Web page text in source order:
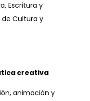
Escritura y
Cultura y
creativa
animación y